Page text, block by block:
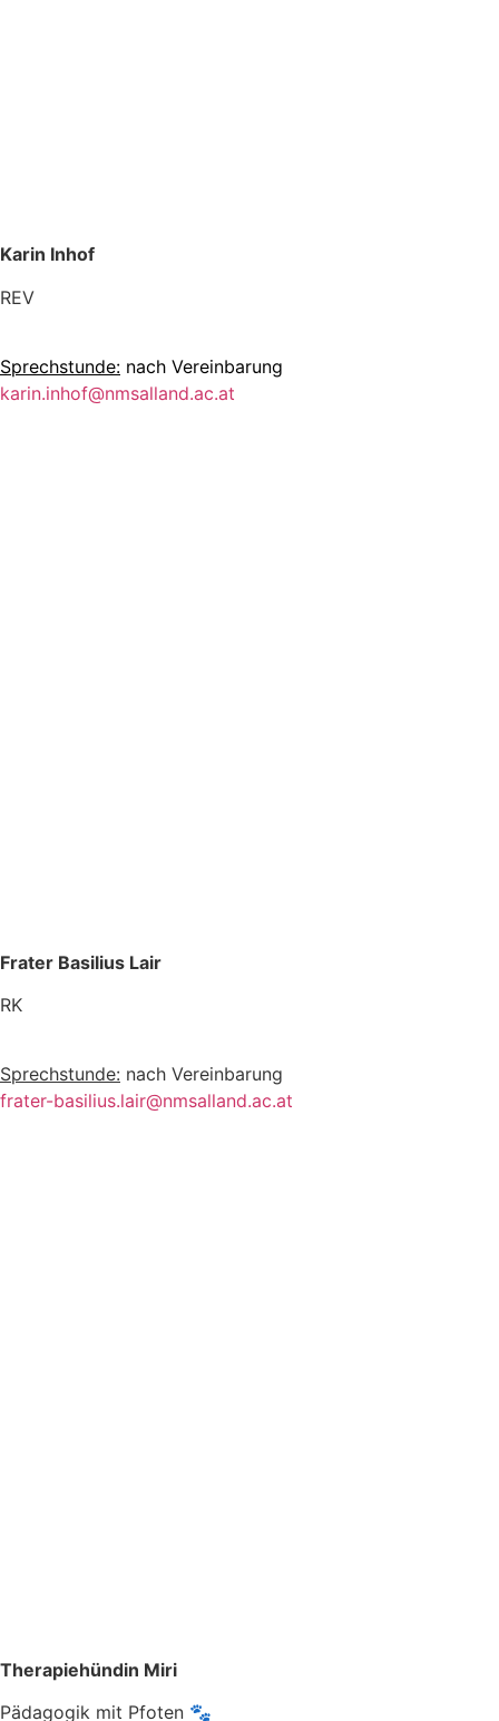
Karin Inhof
REV
Sprechstunde: nach Vereinbarung
karin.inhof@nmsalland.ac.at
Frater Basilius Lair
RK
Sprechstunde: nach Vereinbarung
frater-basilius.lair@nmsalland.ac.at
Therapiehündin Miri
Pädagogik mit Pfoten 🐾